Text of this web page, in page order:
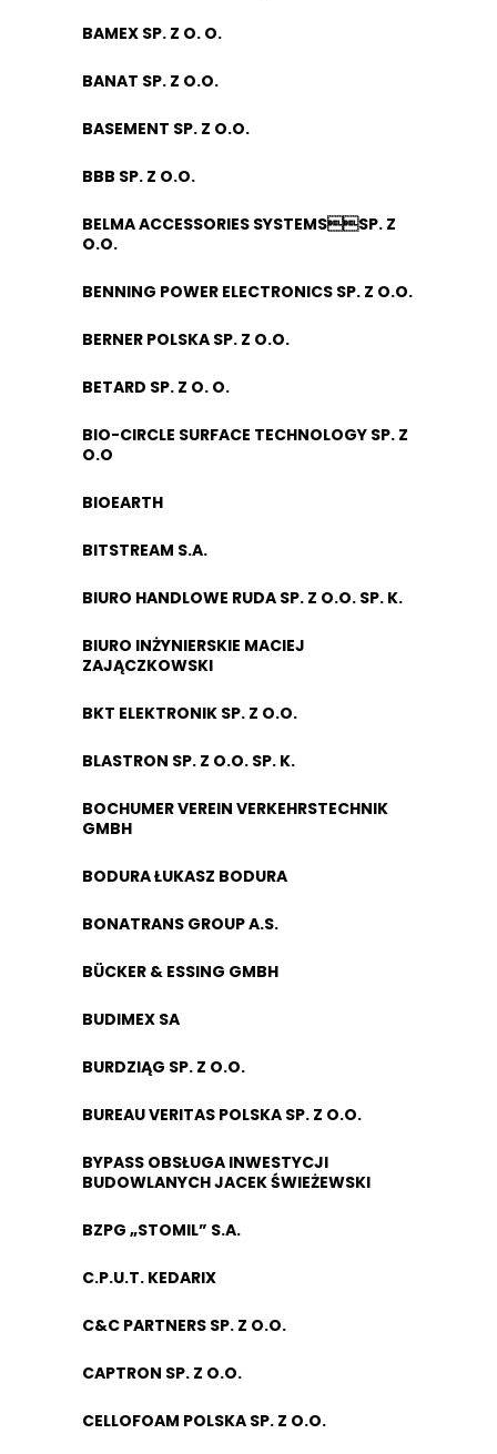
BAMEX SP. Z O. O.
BANAT SP. Z O.O.
BASEMENT SP. Z O.O.
BBB SP. Z O.O.
BELMA ACCESSORIES SYSTEMSSP. Z
O.O.
BENNING POWER ELECTRONICS SP. Z O.O.
BERNER POLSKA SP. Z O.O.
BETARD SP. Z O. O.
BIO-CIRCLE SURFACE TECHNOLOGY SP. Z
O.O
BIOEARTH
BITSTREAM S.A.
BIURO HANDLOWE RUDA SP. Z O.O. SP. K.
BIURO INŻYNIERSKIE MACIEJ
ZAJĄCZKOWSKI
BKT ELEKTRONIK SP. Z O.O.
BLASTRON SP. Z O.O. SP. K.
BOCHUMER VEREIN VERKEHRSTECHNIK
GMBH
BODURA ŁUKASZ BODURA
BONATRANS GROUP A.S.
BÜCKER & ESSING GMBH
BUDIMEX SA
BURDZIĄG SP. Z O.O.
BUREAU VERITAS POLSKA SP. Z O.O.
BYPASS OBSŁUGA INWESTYCJI
BUDOWLANYCH JACEK ŚWIEŻEWSKI
BZPG „STOMIL” S.A.
C.P.U.T. KEDARIX
C&C PARTNERS SP. Z O.O.
CAPTRON SP. Z O.O.
CELLOFOAM POLSKA SP. Z O.O.